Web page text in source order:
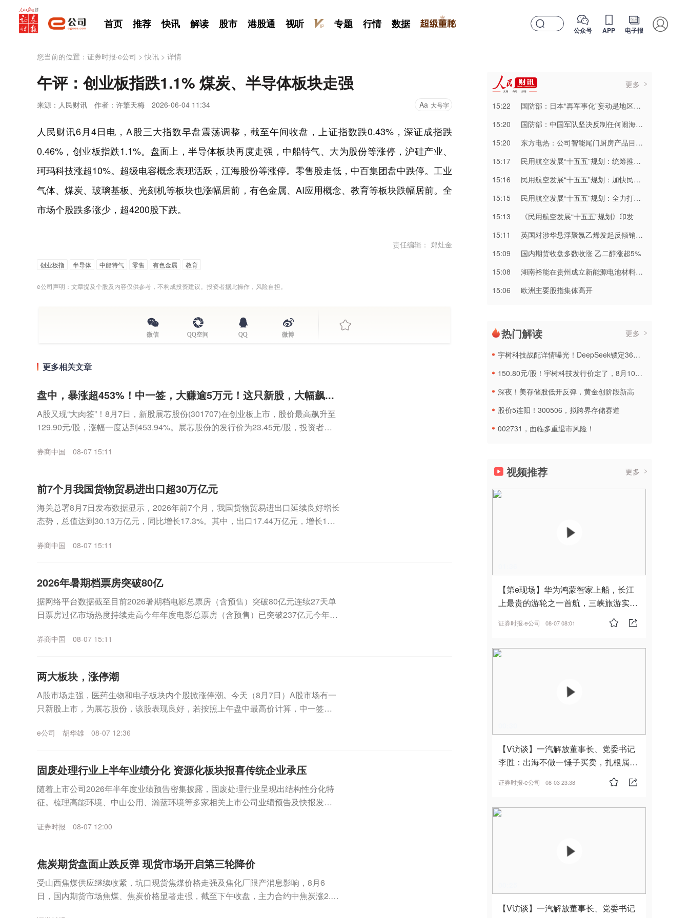
首页 推荐 快讯 解读 股市 港股通 视听 专题 行情 数据 公众号 APP 电子报
您当前的位置： 证券时报·e公司 >快讯 > 详情
午评：创业板指跌1.1% 煤炭、半导体板块走强
来源：人民财讯 作者：许擎天梅 2026-06-04 11:34 Aa 大号字
人民财讯6月4日电，A股三大指数早盘震荡调整，截至午间收盘，上证指数跌0.43%，深证成指跌
0.46%，创业板指跌1.1%。盘面上，半导体板块再度走强，中船特气、大为股份等涨停，沪硅产业、
珂玛科技涨超10%。超级电容概念表现活跃，江海股份等涨停。零售股走低，中百集团盘中跌停。工业
气体、煤炭、玻璃基板、光刻机等板块也涨幅居前，有色金属、AI应用概念、教育等板块跌幅居前。全
市场个股跌多涨少，超4200股下跌。
责任编辑： 郑灶金
创业板指 半导体 中船特气 零售 有色金属 教育
e公司声明：文章提及个股及内容仅供参考，不构成投资建议。投资者据此操作，风险自担。
微信 QQ空间 QQ 微博
更多相关文章
盘中，暴涨超453%！中一签，大赚逾5万元！这只新股，大幅飙...
A股又现“大肉签”！8月7日，新股展芯股份(301707)在创业板上市，股价最高飙升至
129.90元/股，涨幅一度达到453.94%。展芯股份的发行价为23.45元/股，投资者中
券商中国 08-07 15:11
前7个月我国货物贸易进出口超30万亿元
海关总署8月7日发布数据显示，2026年前7个月，我国货物贸易进出口延续良好增长
态势，总值达到30.13万亿元，同比增长17.3%。其中，出口17.44万亿元，增长1
券商中国 08-07 15:11
2026年暑期档票房突破80亿
据网络平台数据截至目前2026暑期档电影总票房（含预售）突破80亿元连续27天单
日票房过亿市场热度持续走高今年年度电影总票房（含预售）已突破237亿元今年暑
券商中国 08-07 15:11
两大板块，涨停潮
A股市场走强，医药生物和电子板块内个股掀涨停潮。今天（8月7日）A股市场有一
只新股上市，为展芯股份，该股表现良好，若按照上午盘中最高价计算，中一签展
e公司 胡华雄 08-07 12:36
固废处理行业上半年业绩分化 资源化板块报喜传统企业承压
随着上市公司2026年半年度业绩预告密集披露，固废处理行业呈现出结构性分化特
征。梳理高能环境、中山公用、瀚蓝环境等多家相关上市公司业绩预告及快报发
证券时报 08-07 12:00
焦炭期货盘面止跌反弹 现货市场开启第三轮降价
受山西焦煤供应继续收紧，坑口现货焦煤价格走强及焦化厂限产消息影响，8月6
日，国内期货市场焦煤、焦炭价格显著走强，截至下午收盘，主力合约中焦炭涨2.6
更多
15:22
国防部：日本“再军事化”妄动是地区和平稳定的真正威胁
15:20
国防部：中国军队坚决反制任何闹海挑衅图谋
15:20
东方电热：公司智能尾门厨房产品目前主要应用于享界G9
15:17
民用航空发展“十五五”规划：统筹推进化石能源安全有序替代和航空碳市场建设
15:16
民用航空发展“十五五”规划：加快民航数智化转型和科技自立自强
15:15
民用航空发展“十五五”规划：全力打造优质高效的航空运输服务体系
15:13
《民用航空发展“十五五”规划》印发
15:11
英国对涉华悬浮聚氯乙烯发起反倾销调查
15:09
​国内期货收盘多数收涨 乙二醇涨超5%
15:08
湖南裕能在贵州成立新能源电池材料公司
15:06
欧洲主要股指集体高开
热门解读 更多
宇树科技战配详情曝光！DeepSeek锁定36个月，社保基金多个组合参与
150.80元/股！宇树科技发行价定了，8月10日申购
深夜！美存储股低开反弹，黄金创阶段新高
股价5连阳！300506，拟跨界存储赛道
002731，面临多重退市风险！
视频推荐 更多
【第e现场】华为鸿蒙智家上船，长江
上最贵的游轮之一首航，三峡旅游实
证券时报·e公司 08-07 08:01
【V访谈】一汽解放董事长、党委书记
李胜：出海不做一锤子买卖，扎根属
证券时报·e公司 08-03 23:38
【V访谈】一汽解放董事长、党委书记